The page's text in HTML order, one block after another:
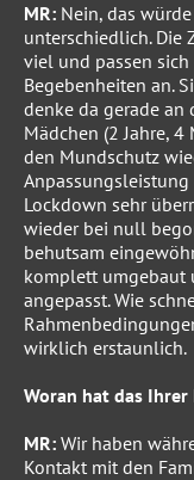
MR: Nein, das
unterschiedlich. Die
viel und passen
Begebenheiten an.
denke da gerade an
Mädchen (2 Jahre,
den Mundschutz
Lockdown sehr
wieder bei null
behutsam
komplett umgebaut
angepasst. Wie
wirklich erstaunlich.
Woran hat das
MR: Wir haben
Kontakt mit den